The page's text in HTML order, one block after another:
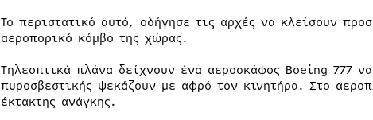
Το περιστατικό αυτό, οδήγησε τις αρχές να κλείσουν
αεροπορικό κόμβο της χώρας.
Τηλεοπτικά πλάνα δείχνουν ένα αεροσκάφος Boeing 777
πυροσβεστικής ψεκάζουν με αφρό τον κινητήρα. Στο
έκτακτης ανάγκης.